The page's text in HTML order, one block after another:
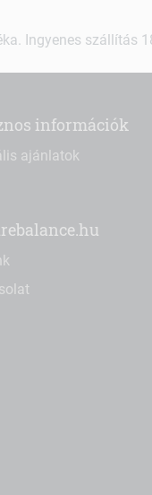
Ingyenes szállítás
információk
ajánlatok